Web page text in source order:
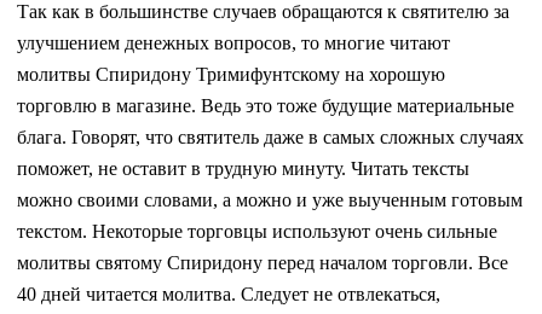
Так как в большинстве случаев обращаются к святителю за
улучшением денежных вопросов, то многие читают
молитвы Спиридону Тримифунтскому на хорошую
торговлю в магазине. Ведь это тоже будущие материальные
блага. Говорят, что святитель даже в самых сложных случаях
поможет, не оставит в трудную минуту. Читать тексты
можно своими словами, а можно и уже выученным готовым
текстом. Некоторые торговцы используют очень сильные
молитвы святому Спиридону перед началом торговли. Все
40 дней читается молитва. Следует не отвлекаться,